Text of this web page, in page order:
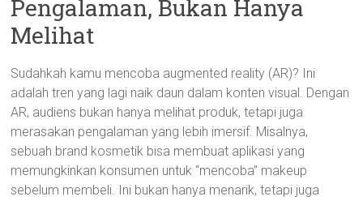
Pengalaman, Bukan Hanya
Melihat
Sudahkah kamu mencoba augmented reality (AR)? Ini
adalah tren yang lagi naik daun dalam konten visual. Dengan
AR, audiens bukan hanya melihat produk, tetapi juga
merasakan pengalaman yang lebih imersif. Misalnya,
sebuah brand kosmetik bisa membuat aplikasi yang
memungkinkan konsumen untuk “mencoba” makeup
sebelum membeli. Ini bukan hanya menarik, tetapi juga